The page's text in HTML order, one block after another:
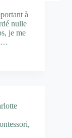
à
nulle
je me
,